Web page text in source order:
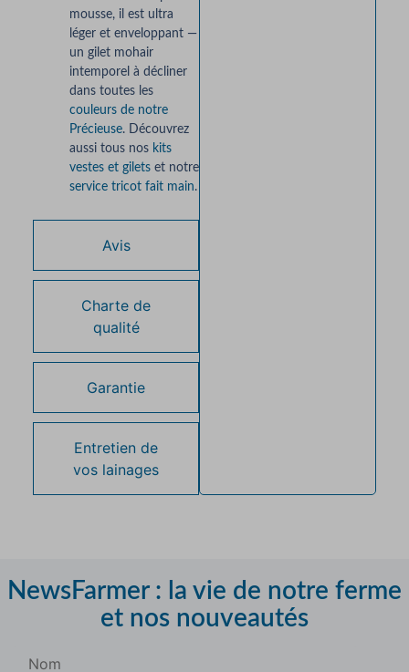
Avis
Charte de
qualité
Garantie
Entretien de
vos lainages
mousse, il est ultra
léger et enveloppant —
un gilet mohair
intemporel à décliner
dans toutes les
couleurs de notre
Précieuse. Découvrez
aussi tous nos kits
vestes et giletset notre
service tricot fait main.
NewsFarmer : la vie de notre ferme
et nos nouveautés